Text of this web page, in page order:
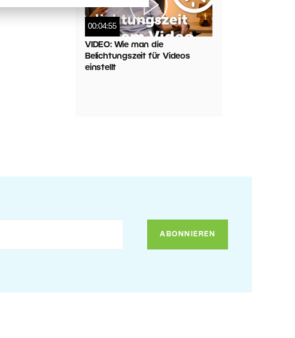
00:04:55
VIDEO: Wie man die
Belichtungszeit für Videos
einstellt